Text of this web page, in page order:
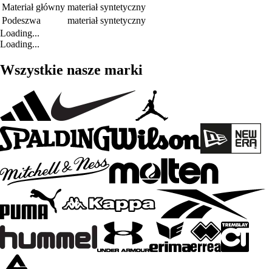
Materiał główny materiał syntetyczny
Podeszwa
materiał syntetyczny
Loading...
Loading...
Wszystkie nasze marki